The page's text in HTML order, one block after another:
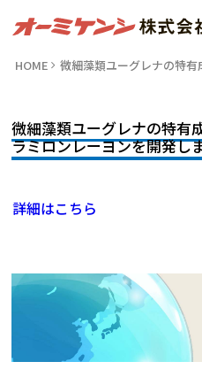
HOME 微細藻類ユーグレナの特
微細藻類ユーグレナの特有
ラミロンレーヨンを開発し
詳細はこちら